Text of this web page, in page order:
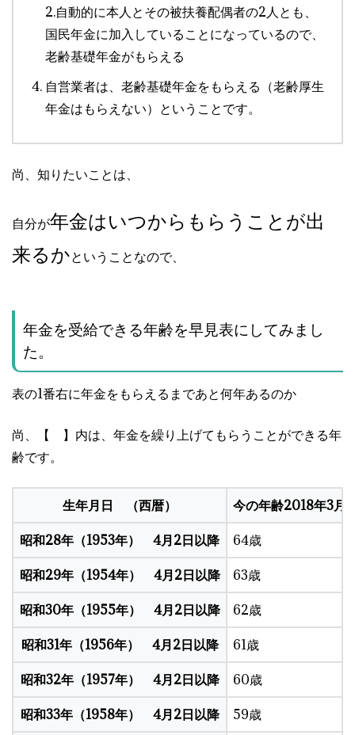
2.自動的に本人とその被扶養配偶者の2人とも、
国民年金に加入していることになっているので、
老齢基礎年金がもらえる
自営業者は、老齢基礎年金をもらえる（老齢厚生
年金はもらえない）ということです。
尚、知りたいことは、
自分が年金はいつからもらうことが出
来るかということなので、
年金を受給できる年齢を早見表にしてみまし
た。
表の1番右に年金をもらえるまであと何年あるのか
尚、【 】内は、年金を繰り上げてもらうことができる年
齢です。
生年月日 （西暦）
今の年齢2018年3月
昭和28年（1953年） 4月2日以降
64歳
昭和29年（1954年） 4月2日以降
63歳
昭和30年（1955年） 4月2日以降
62歳
昭和31年（1956年） 4月2日以降
61歳
昭和32年（1957年） 4月2日以降
60歳
昭和33年（1958年） 4月2日以降
59歳